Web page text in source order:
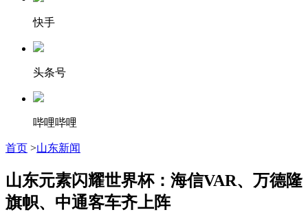
快手
头条号
哔哩哔哩
首页 >山东新闻
山东元素闪耀世界杯：海信VAR、万德隆
旗帜、中通客车齐上阵